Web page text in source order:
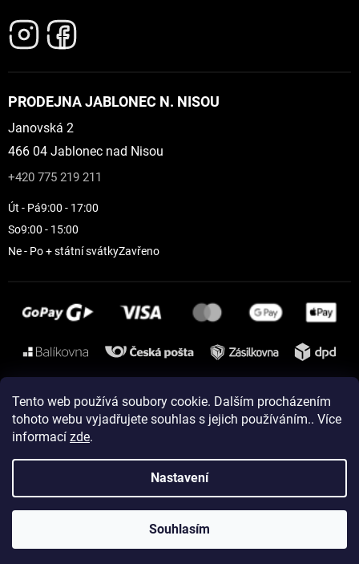
Tento web používá soubory cookie. Dalším procházením
tohoto webu vyjadřujete souhlas s jejich používáním.. Více
informací zde.
Nastavení
Souhlasím
PRODEJNA JABLONEC N. NISOU
Janovská 2
466 04 Jablonec nad Nisou
+420 775 219 211
Út - Pá9:00 - 17:00
So9:00 - 15:00
Ne - Po + státní svátkyZavřeno
Instagram
Vytvořil Shoptet
Copyright 2026ELEVEN sportswear. Všechna práva vyhrazena.
Upravit nastavení cookies